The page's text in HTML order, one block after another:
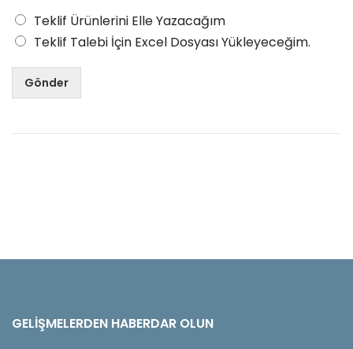
Teklif Ürünlerini Elle Yazacağım
Teklif Talebi İçin Excel Dosyası Yükleyeceğim.
Gönder
GELIŞMELERDEN HABERDAR OLUN